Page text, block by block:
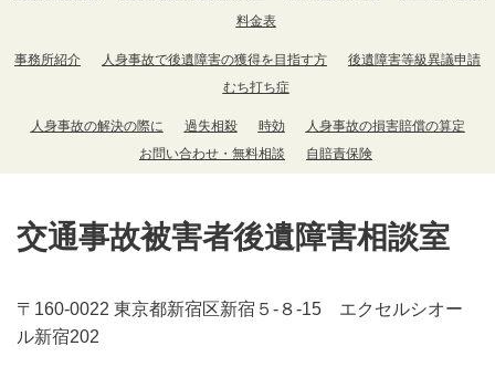
料金表
事務所紹介 人身事故で後遺障害の獲得を目指す方
後遺障害等級異議申請
むち打ち症
人身事故の解決の際に 過失相殺 時効
人身事故の損害賠償の算定
お問い合わせ・無料相談
自賠責保険
交通事故被害者後遺障害相談室
〒160-0022 東京都新宿区新宿５-８-15 エクセルシオー
ル新宿202